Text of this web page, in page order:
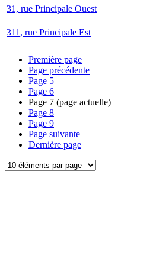
31, rue Principale Ouest
311, rue Principale Est
Première page
Page précédente
Page 5
Page 6
Page 7 (page actuelle)
Page 8
Page 9
Page suivante
Dernière page